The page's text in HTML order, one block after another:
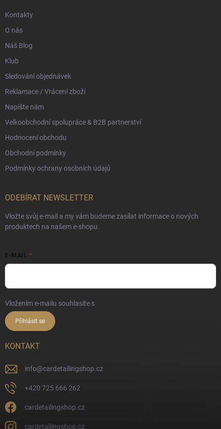
Kontakty
O nás
Náš Blog
Klub
Sledování objednávek
Reklamace / Vrácení zboží
Napište nám
Velkoobchodní spolupráce & B2B partnerství
Hodnocení obchodu
Obchodní podmínky
Podmínky ochrany osobních údajů
ODEBÍRAT NEWSLETTER
Vložte svůj e-mail a my vám budeme zasílat informace o nových
produktech na našem e-shopu.
E-MAIL
Vložením e-mailu souhlasíte s
Přihlásit se
KONTAKT
info@cardetailingshop.cz
+420 725 666 262
cardetailingshop.cz
cardetailingshop.cz